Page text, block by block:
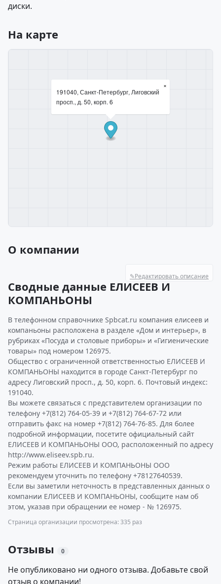
диски.
На карте
191040, Санкт-Петербург, Лиговский
просп., д. 50, корп. 6
×
О компании
✎Редактировать описание
Сводные данные ЕЛИСЕЕВ И
КОМПАНЬОНЫ
В телефонном справочнике Spbcat.ru компания елисеев и
компаньоны расположена в разделе «Дом и интерьер», в
рубриках «Посуда и столовые приборы» и «Гигиенические
товары» под номером 126975.
Общество с ограниченной ответственностью ЕЛИСЕЕВ И
КОМПАНЬОНЫ находится в городе Санкт-Петербург по
адресу Лиговский просп., д. 50, корп. 6. Почтовый индекс:
191040.
Вы можете связаться с представителем организации по
телефону +7(812) 764-05-39 и +7(812) 764-67-72 или
отправить факс на номер +7(812) 764-76-85. Для более
подробной информации, посетите официальный сайт
ЕЛИСЕЕВ И КОМПАНЬОНЫ ООО, расположенный по адресу
http://www.eliseev.spb.ru.
Режим работы ЕЛИСЕЕВ И КОМПАНЬОНЫ ООО
рекомендуем уточнить по телефону +78127640539.
Если вы заметили неточность в представленных данных о
компании ЕЛИСЕЕВ И КОМПАНЬОНЫ, сообщите нам об
этом, указав при обращении ее номер - № 126975.
Страница организации просмотрена: 335 раз
Отзывы 0
Не опубликовано ни одного отзыва. Добавьте свой
отзыв о компании!